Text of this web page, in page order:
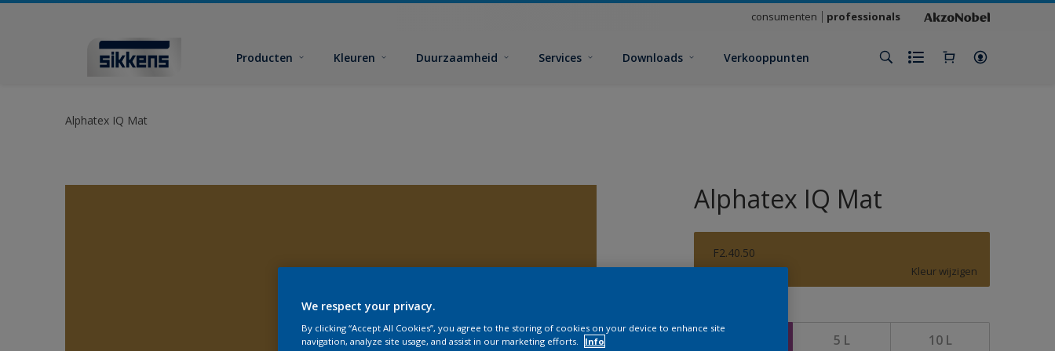
consumenten professionals
Producten Kleuren Duurzaamheid Services Downloads Verkooppunten
Alphatex IQ Mat
Alphatex IQ Mat
F2.40.50
Kleur wijzigen
5 L 10 L
We respect your privacy.
By clicking “Accept All Cookies”, you agree to the storing of cookies on your device to enhance site
navigation, analyze site usage, and assist in our marketing efforts.
Info